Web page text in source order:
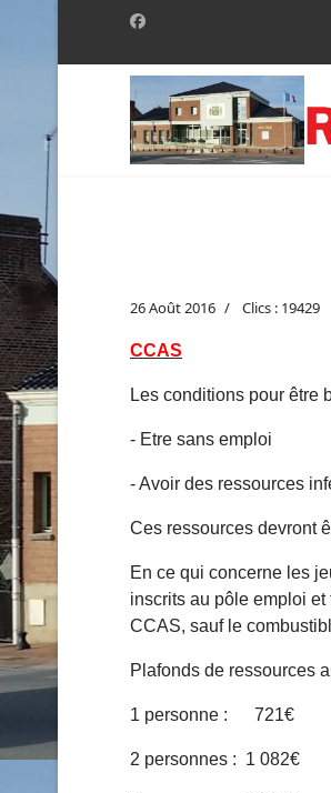
26 Août 2016 Clics : 19429
CCAS
Les conditions pour être
- Etre sans emploi
- Avoir des ressources
Ces ressources devront
En ce qui concerne les
inscrits au pôle emploi
CCAS, sauf le
Plafonds de ressources
1 personne : 721€
2 personnes : 1 082€